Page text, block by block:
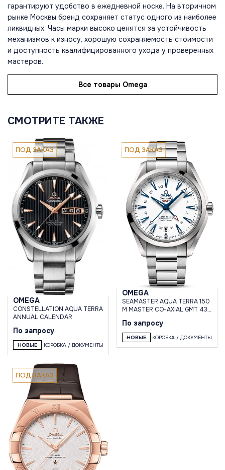
гарантируют удобство в ежедневной носке. На вторичном
рынке Москвы бренд сохраняет статус одного из наиболее
ликвидных. Часы марки высоко ценятся за устойчивость
механизмов к износу, хорошую сохраняемость стоимости
и доступность квалифицированного ухода у проверенных
мастеров.
Все товары Omega
СМОТРИТЕ ТАКЖЕ
ПОД ЗАКАЗ
OMEGA
CONSTELLATION AQUA TERRA
ANNUAL CALENDAR
По запросу
НОВЫЕ КОРОБКА / ДОКУМЕНТЫ
ПОД ЗАКАЗ
OMEGA
SEAMASTER AQUA TERRA 150
M MASTER CO-AXIAL GMT 43
По запросу
НОВЫЕ КОРОБКА / ДОКУМЕНТЫ
ПОД ЗАКАЗ